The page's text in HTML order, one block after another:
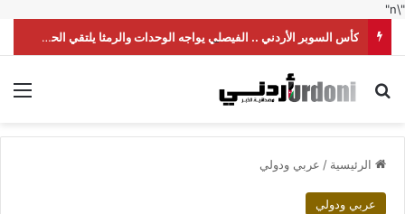
"\n"
كأس السوبر الأردني .. الفيصلي يواجه الوحدات والرمثا يلتقي الحسين
بحث عن
الرئيسية / عربي ودولي
عربي ودولي